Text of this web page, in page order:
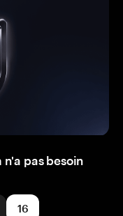
pas besoin
16